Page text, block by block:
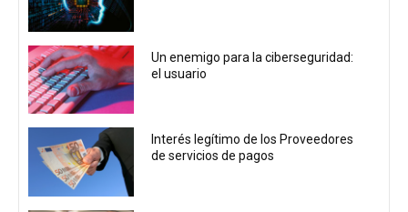
Un enemigo para la ciberseguridad:
el usuario
Interés legítimo de los Proveedores
de servicios de pagos